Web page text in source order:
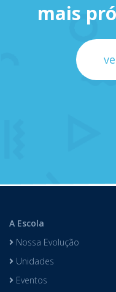
mais
A Escola
Nossa Evolução
Unidades
Eventos